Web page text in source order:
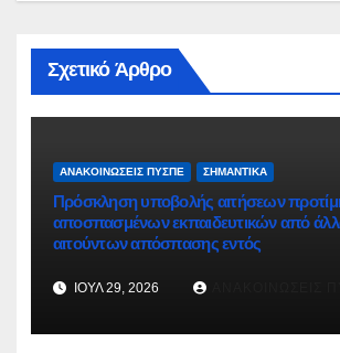
Σχετικό Άρθρο
ΑΝΑΚΟΙΝΏΣΕΙΣ ΠΥΣΠΕ ΣΗΜΑΝΤΙΚΆ
Πρόσκληση υποβολής αιτήσεων
αποσπασμένων εκπαιδευτικών από
αιτούντων απόσπασης εντός
ΙΟΎΛ 29, 2026